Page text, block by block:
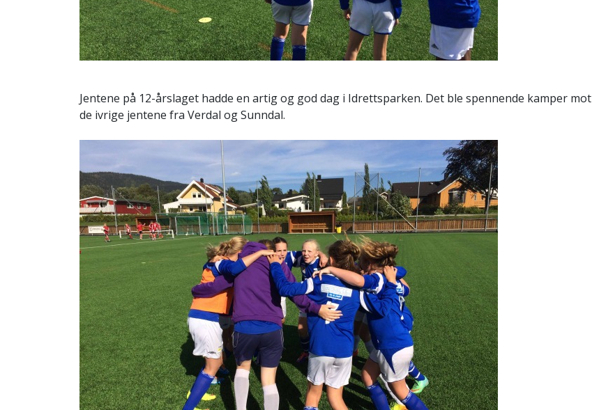
Jentene på 12-årslaget hadde en artig og god dag i Idrettsparken. Det ble spennende kamper mot
de ivrige jentene fra Verdal og Sunndal.